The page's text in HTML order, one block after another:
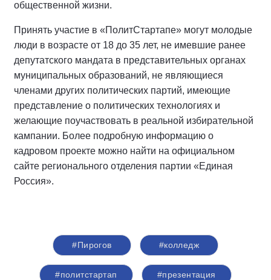
общественной жизни.
Принять участие в «ПолитСтартапе» могут молодые
люди в возрасте от 18 до 35 лет, не имевшие ранее
депутатского мандата в представительных органах
муниципальных образований, не являющиеся
членами других политических партий, имеющие
представление о политических технологиях и
желающие поучаствовать в реальной избирательной
кампании. Более подробную информацию о
кадровом проекте можно найти на официальном
сайте регионального отделения партии «Единая
Россия».
#Пирогов #колледж
#политстартап #презентация